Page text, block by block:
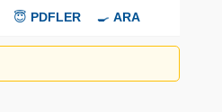
😇 PDFLER 🍳 ARA